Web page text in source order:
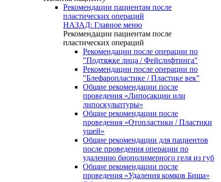
Рекомендации пациентам после
пластических операций
НАЗАД: Главное меню
Рекомендации пациентам после
пластических операций
Рекомендации после операции по
"Подтяжке лица / Фейслифтинга"
Рекомендации после операции по
"Блефаропластике / Пластике век"
Общие рекомендации после
проведения «Липосакции или
липоскульптуры»
Общие рекомендации после
проведения «Отопластики / Пластики
ушей»
Общие рекомендации для пациентов
после проведения операции по
удалению биополимерного геля из губ
Общие рекомендации после
проведения «Удаления комков Биша»